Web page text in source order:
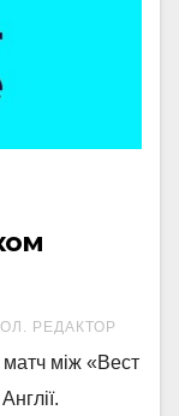
РЕДАКТОР
матч між «Вест